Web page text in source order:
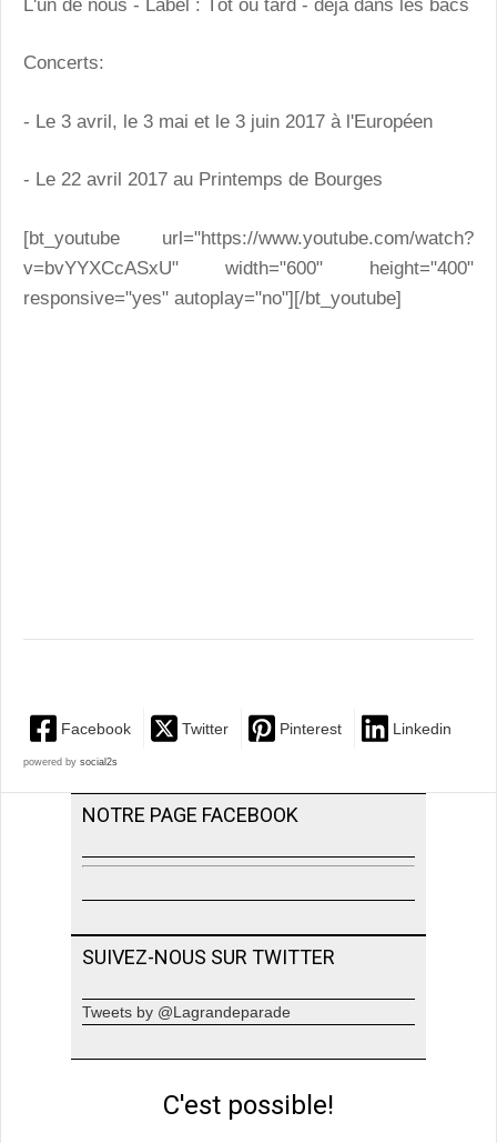
L'un de nous - Label : Tôt ou tard - déjà dans les bacs
Concerts:
- Le 3 avril, le 3 mai et le 3 juin 2017 à l'Européen
- Le 22 avril 2017 au Printemps de Bourges
[bt_youtube url="https://www.youtube.com/watch?
v=bvYYXCcASxU" width="600" height="400"
responsive="yes" autoplay="no"][/bt_youtube]
Facebook Twitter Pinterest Linkedin
powered by social2s
NOTRE PAGE FACEBOOK
SUIVEZ-NOUS SUR TWITTER
Tweets by @Lagrandeparade
C'est possible!